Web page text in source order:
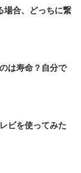
場合、どっちに繋
は寿命？自分で
ビを使ってみた